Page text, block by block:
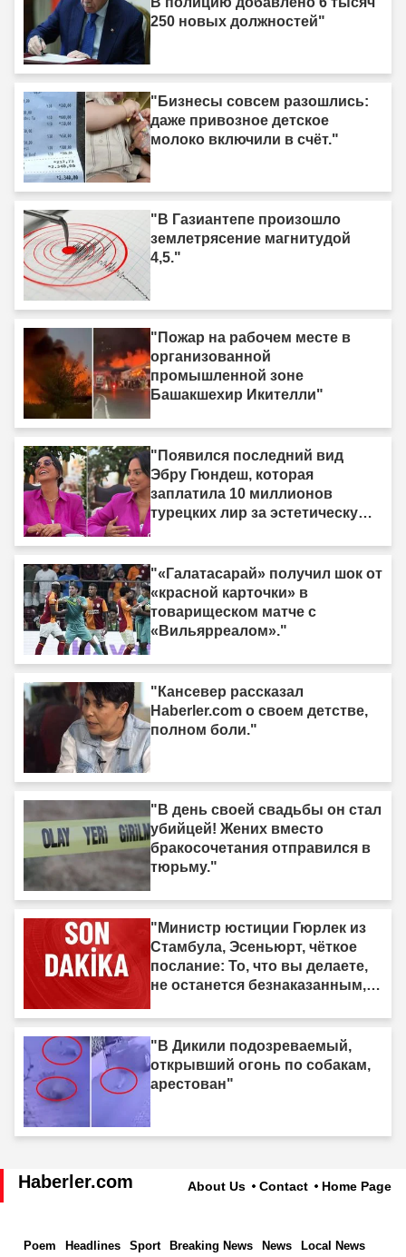
250 новых должностей"
"Бизнесы совсем разошлись:
даже привозное детское
молоко включили в счёт."
"В Газиантепе произошло
землетрясение магнитудой
4,5."
"Пожар на рабочем месте в
организованной
промышленной зоне
Башакшехир Икителли"
"Появился последний вид
Эбру Гюндеш, которая
заплатила 10 миллионов
турецких лир за эстетическую
"«Галатасарай» получил шок от
«красной карточки» в
товарищеском матче с
«Вильярреалом»."
"Кансевер рассказал
Haberler.com о своем детстве,
полном боли."
"В день своей свадьбы он стал
убийцей! Жених вместо
бракосочетания отправился в
тюрьму."
"Министр юстиции Гюрлек из
Стамбула, Эсеньюрт, чёткое
послание: То, что вы делаете,
не останется безнаказанным,
"В Дикили подозреваемый,
открывший огонь по собакам,
арестован"
Haberler.com About Us Contact Home Page
Poem Headlines Sport Breaking News News Local News